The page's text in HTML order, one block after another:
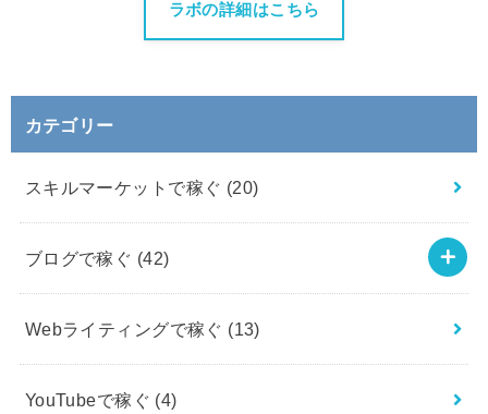
ラボの詳細はこちら
カテゴリー
スキルマーケットで稼ぐ (20)
ブログで稼ぐ (42)
Webライティングで稼ぐ (13)
YouTubeで稼ぐ (4)